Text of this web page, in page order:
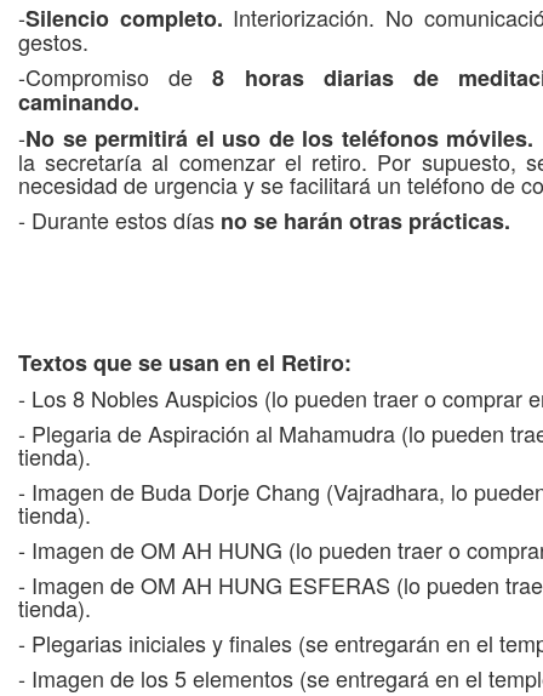
-Silencio completo. Interiorización. No
gestos.
-Compromiso de8 horas diarias de
caminando.
-No se permitirá el uso de los teléfonos móviles.
la secretaría al comenzar el retiro. Por supuesto,
necesidad de urgencia y se facilitará un teléfono de
- Durante estos días no se harán otras prácticas.
Textos que se usan en el Retiro:
- Los 8 Nobles Auspicios (lo pueden traer o comprar
- Plegaria de Aspiración al Mahamudra (lo pueden
tienda).
- Imagen de Buda Dorje Chang (Vajradhara, lo
tienda).
- Imagen de OM AH HUNG (lo pueden traer o
- Imagen de OM AH HUNG ESFERAS (lo pueden
tienda).
- Plegarias iniciales y finales (se entregarán en el
- Imagen de los 5 elementos (se entregará en el